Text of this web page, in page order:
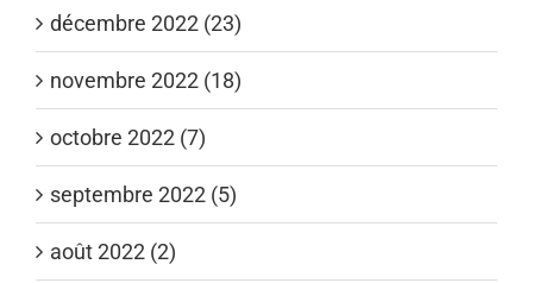
décembre 2022 (23)
novembre 2022 (18)
octobre 2022 (7)
septembre 2022 (5)
août 2022 (2)